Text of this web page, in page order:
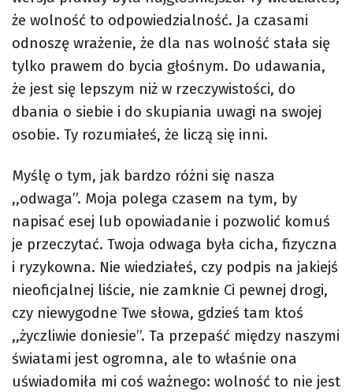
że wolność to odpowiedzialność. Ja czasami
odnoszę wrażenie, że dla nas wolność stała się
tylko prawem do bycia głośnym. Do udawania,
że jest się lepszym niż w rzeczywistości, do
dbania o siebie i do skupiania uwagi na swojej
osobie. Ty rozumiałeś, że liczą się inni.
Myślę o tym, jak bardzo różni się nasza
,,odwaga”. Moja polega czasem na tym, by
napisać esej lub opowiadanie i pozwolić komuś
je przeczytać. Twoja odwaga była cicha, fizyczna
i ryzykowna. Nie wiedziałeś, czy podpis na jakiejś
nieoficjalnej liście, nie zamknie Ci pewnej drogi,
czy niewygodne Twe słowa, gdzieś tam ktoś
,,życzliwie doniesie’’. Ta przepaść między naszymi
światami jest ogromna, ale to właśnie ona
uświadomiła mi coś ważnego: wolność to nie jest